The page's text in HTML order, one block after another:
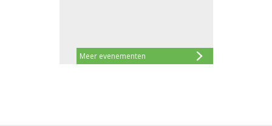
Meer evenementen